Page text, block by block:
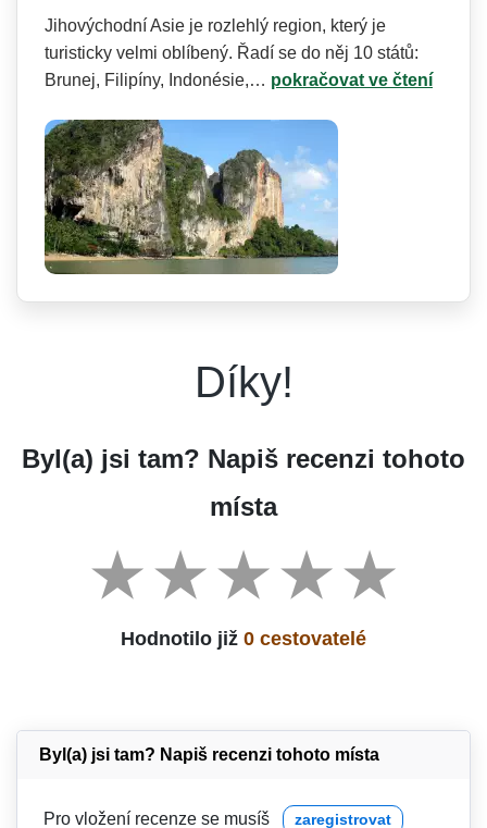
Jihovýchodní Asie je rozlehlý region, který je
turisticky velmi oblíbený. Řadí se do něj 10 států:
Brunej, Filipíny, Indonésie,… pokračovat ve čtení
Díky!
Byl(a) jsi tam? Napiš recenzi tohoto
místa
Hodnotilo již 0 cestovatelé
Byl(a) jsi tam? Napiš recenzi tohoto místa
Pro vložení recenze se musíš zaregistrovat